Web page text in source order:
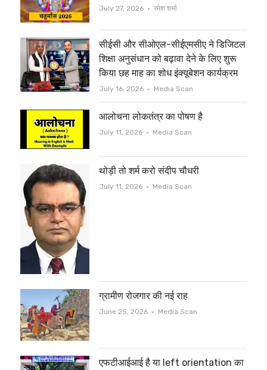
e
r
o
o
k
July 27, 2026 Author
रमेश शर्मा
सीईसी और सीओएल-सीईएमसीए ने डिजिटल
शिक्षा अनुसंधान को बढ़ावा देने के लिए शुरू
किया छह माह का शोध इंक्यूबेशन कार्यक्रम
July 16, 2026 Author
Media Scan
आलोचना लोकतंत्र का पोषण है
July 11, 2026 Author
Media Scan
थोड़ी तो शर्म करो संदीप चौधरी
July 11, 2026 Author
Media Scan
ग्रामीण रोजगार की नई राह
June 25, 2026 Author
Media Scan
एफटीआईआई है या left orientation का